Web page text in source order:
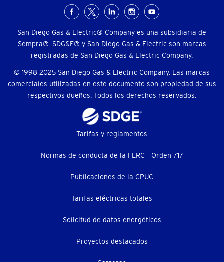
social
San Diego Gas & Electric® Company es una subsidiaria de
Sempra®. SDG&E® y San Diego Gas & Electric son marcas
registradas de San Diego Gas & Electric Company.
© 1998-2025 San Diego Gas & Electric Company. Las marcas
comerciales utilizadas en este documento son propiedad de sus
respectivos dueños. Todos los derechos reservados.
menu
secundario)
Tarifas y reglamentos
Normas de conducta de la FERC - Orden 717
Publicaciones de la CPUC
Tarifas eléctricas totales
Solicitud de datos energéticos
Proyectos destacados